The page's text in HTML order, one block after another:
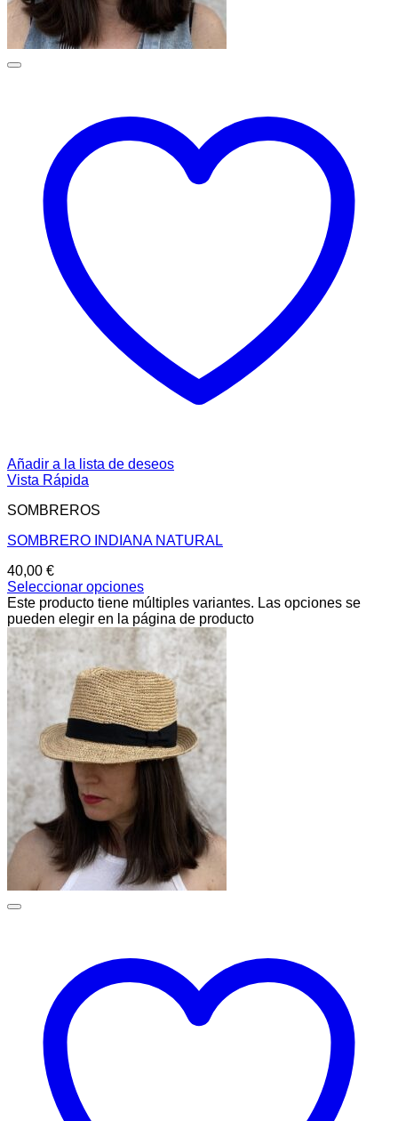
Añadir a la lista de deseos
Vista Rápida
SOMBREROS
SOMBRERO INDIANA NATURAL
40,00 €
Seleccionar opciones
Este producto tiene múltiples variantes. Las opciones se
pueden elegir en la página de producto